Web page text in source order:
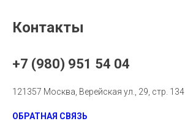
Контакты
+7 (980) 951 54 04
121357 Москва, Верейская ул., 29, стр. 134
ОБРАТНАЯ СВЯЗЬ